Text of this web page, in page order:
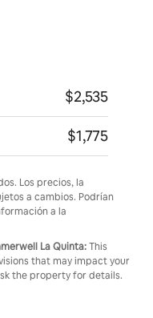
$2,535
$1,775
Los precios, la
a cambios. Podrían
a la
La Quinta:This
that may impact your
the property for details.